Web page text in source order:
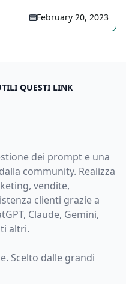
February 20, 2023
QUESTI LINK
dei prompt e una
community. Realizza
vendite,
clienti grazie a
Claude, Gemini,
altri.
Scelto dalle grandi